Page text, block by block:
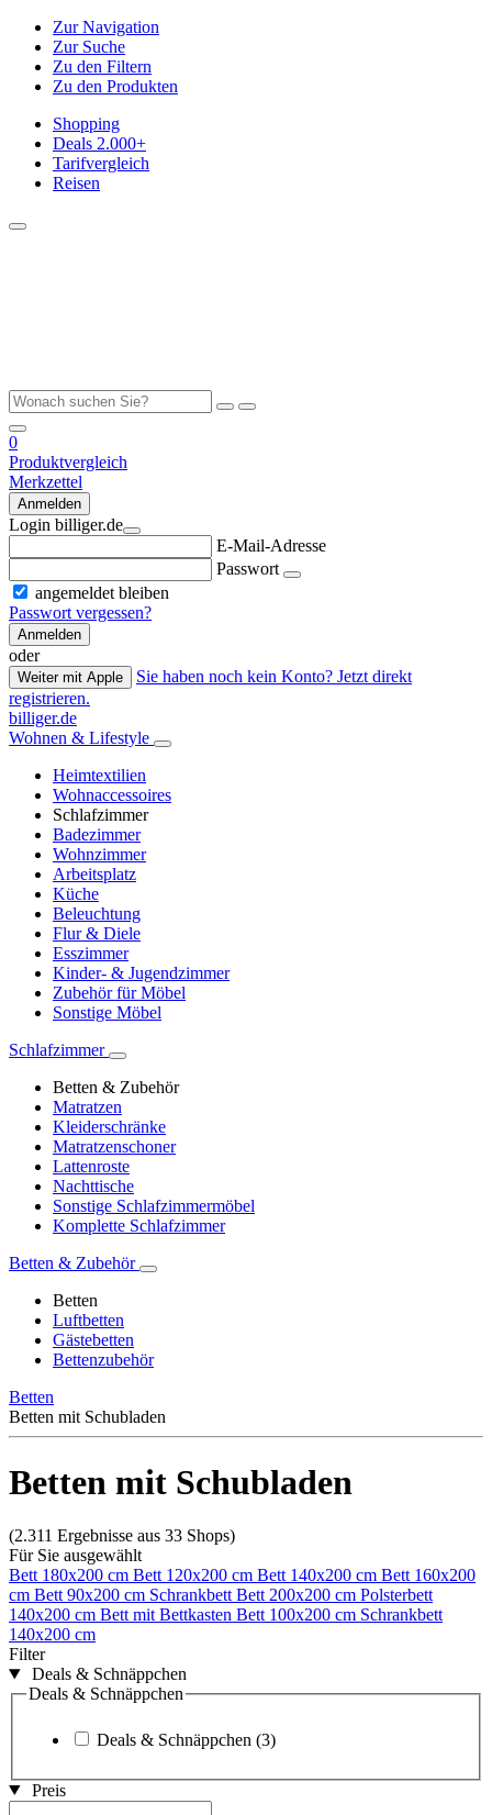
Zur Navigation
Zur Suche
Zu den Filtern
Zu den Produkten
Shopping
Deals 2.000+
Tarifvergleich
Reisen
0
Produktvergleich
Merkzettel
Anmelden
Login billiger.de
E-Mail-Adresse
Passwort
angemeldet bleiben
Passwort vergessen?
Anmelden
oder
Weiter mit Apple
Sie haben noch kein Konto? Jetzt direkt
registrieren.
billiger.de
Wohnen & Lifestyle
Heimtextilien
Wohnaccessoires
Schlafzimmer
Badezimmer
Wohnzimmer
Arbeitsplatz
Küche
Beleuchtung
Flur & Diele
Esszimmer
Kinder- & Jugendzimmer
Zubehör für Möbel
Sonstige Möbel
Schlafzimmer
Betten & Zubehör
Matratzen
Kleiderschränke
Matratzenschoner
Lattenroste
Nachttische
Sonstige Schlafzimmermöbel
Komplette Schlafzimmer
Betten & Zubehör
Betten
Luftbetten
Gästebetten
Bettenzubehör
Betten
Betten mit Schubladen
Betten mit Schubladen
(2.311 Ergebnisse aus 33 Shops)
Für Sie ausgewählt
Bett 180x200 cm Bett 120x200 cm Bett 140x200 cm Bett 160x200
cm Bett 90x200 cm Schrankbett Bett 200x200 cm Polsterbett
140x200 cm Bett mit Bettkasten Bett 100x200 cm Schrankbett
140x200 cm
Filter
Deals & Schnäppchen
Deals & Schnäppchen
Deals & Schnäppchen (3)
Preis